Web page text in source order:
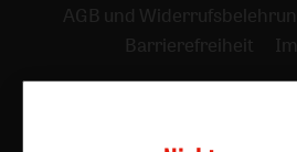
AGB und
Barrierefreiheit